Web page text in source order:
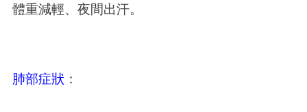
體重減輕、夜間出汗。
肺部症狀 ：